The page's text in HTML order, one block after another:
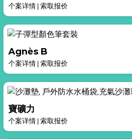
个案详情 索取报价
Agnès B
个案详情 索取报价
寶礦力
个案详情 索取报价